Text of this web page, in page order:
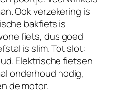
Ook verzekering is
bakfiets is
fiets, dus goed
is slim. Tot slot:
Elektrische fietsen
onderhoud nodig,
de motor.